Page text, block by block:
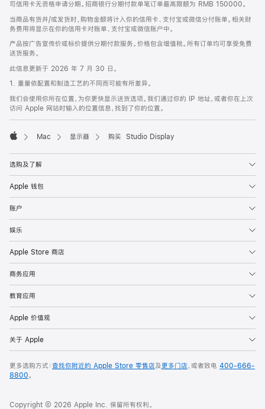
司信用卡无资格申请分期。招商银行分期付款单笔订单最高限额为 RMB 150000。
当商品有货并/或发货时，购物金额将计入你的信用卡、支付宝或微信分付账单。相关财
务费用将显示在你的信用卡对账单、支付宝或微信账户中。
产品按广告宣传价或标价提供分期付款服务。价格包含增值税。所有订单均可享受免费
送货服务。
此信息更新于 2026 年 7 月 30 日。
1. 重量依配置和制造工艺的不同而可能有所差异。
我们会使用你所在位置，为你更快显示送货选项。我们通过你的 IP 地址，或者你在上次
访问 Apple 网站时输入的位置信息，找到了你的位置。
Mac 显示器 购买 Studio Display
选购及了解
Apple 钱包
账户
娱乐
Apple Store 商店
商务应用
教育应用
Apple 价值观
关于 Apple
更多选购方式：查找你附近的 Apple Store 零售店及更多门店，或者致电 400-666-
8800。
Copyright © 2026 Apple Inc. 保留所有权利。